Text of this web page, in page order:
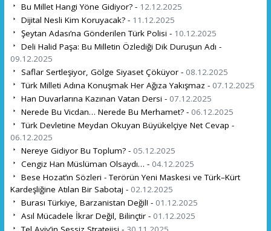
Bu Millet Hangi Yöne Gidiyor? - 12.12.2025
Dijital Nesli Kim Koruyacak? - 11.12.2025
Şeytan Adası’na Gönderilen Türk Polisi - 10.12.2025
Deli Halid Paşa: Bu Milletin Özlediği Dik Duruşun Adı -
09.12.2025
Saflar Sertleşiyor, Gölge Siyaset Çöküyor - 08.12.2025
Türk Milleti Adına Konuşmak Her Ağıza Yakışmaz - 07.12.2025
Han Duvarlarına Kazınan Vatan Dersi - 07.12.2025
Nerede Bu Vicdan… Nerede Bu Merhamet? - 06.12.2025
Türk Devletine Meydan Okuyan Büyükelçiye Net Cevap -
06.12.2025
Nereye Gidiyor Bu Toplum? - 05.12.2025
Cengiz Han Müslüman Olsaydı… - 04.12.2025
Bese Hozat’ın Sözleri - Terörün Yeni Maskesi ve Türk–Kürt
Kardeşliğine Atılan Bir Sabotaj - 02.12.2025
Burası Türkiye, Barzanistan Değil! - 01.12.2025
Asıl Mücadele İkrar Değil, Bilinçtir - 01.12.2025